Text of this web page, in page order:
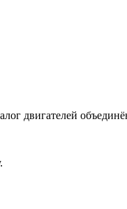
двигателей